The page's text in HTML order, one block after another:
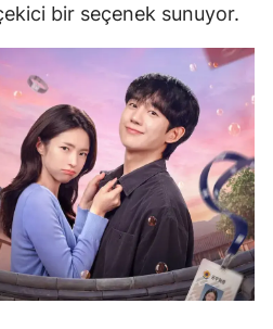
bir seçenek sunuyor.